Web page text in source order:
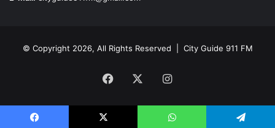
© Copyright 2026, All Rights Reserved | City Guide 911 FM
Facebook Instagram